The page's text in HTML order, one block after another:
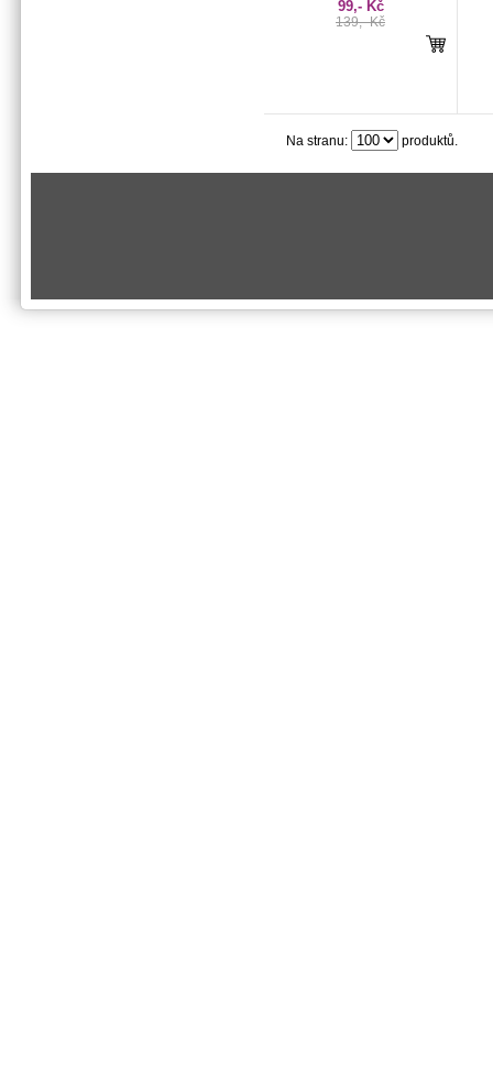
99,- Kč
139,- Kč
Na stranu: produktů.